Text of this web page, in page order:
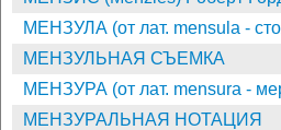
МЕНЗУЛА (от лат. mensula -
МЕНЗУЛЬНАЯ СЪЕМКА
МЕНЗУРА (от лат. mensura -
МЕНЗУРАЛЬНАЯ НОТАЦИЯ